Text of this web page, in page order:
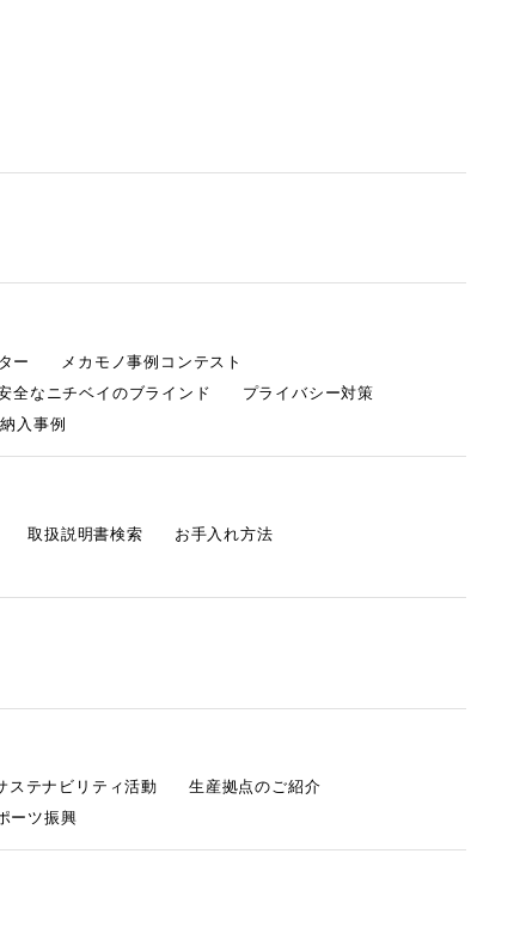
ー
メカモノ事例コンテスト
全なニチベイのブラインド
プライバシー対策
入事例
取扱説明書検索
お手入れ方法
ステナビリティ活動
生産拠点のご紹介
ーツ振興